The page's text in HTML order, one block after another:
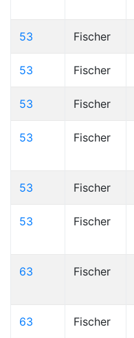
53 Fischer
53 Fischer
53 Fischer
53 Fischer
53 Fischer
53 Fischer
63 Fischer
63 Fischer